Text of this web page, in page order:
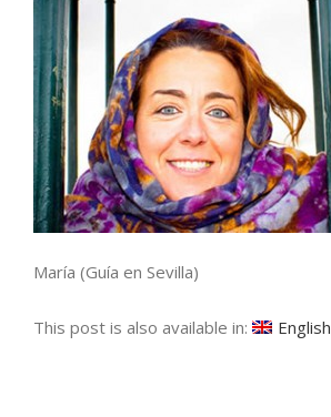
María (Guía en Sevilla)
This post is also available in: English